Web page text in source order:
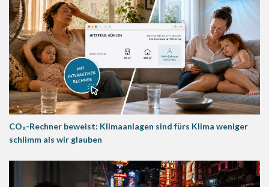
CO₂-Rechner beweist: Klimaanlagen sind fürs Klima weniger
schlimm als wir glauben